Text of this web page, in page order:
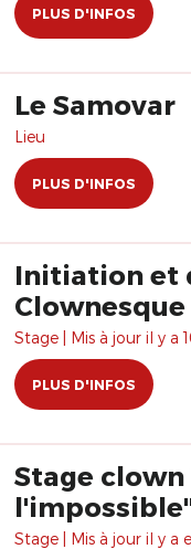
PLUS D'INFOS
Le Samovar
Lieu
PLUS D'INFOS
Initiation et
Clownesque
Stage | Mis à jour il y a
PLUS D'INFOS
Stage clown
Stage | Mis à jour il y a